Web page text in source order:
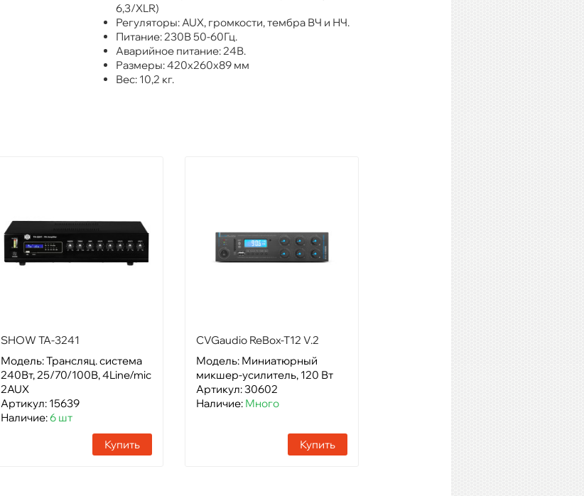
6,3/XLR)
Регуляторы: AUX, громкости, тембра ВЧ и НЧ.
Питание: 230В 50-60Гц.
Аварийное питание: 24В.
Размеры: 420х260х89 мм
Вес: 10,2 кг.
SHOW TA-3241
Модель: Трансляц. система
240Вт, 25/70/100В, 4Line/mic
2AUX
Артикул: 15639
Наличие:6 шт
Купить
CVGaudio ReBox-T12 V.2
Модель: Миниатюрный
микшер-усилитель, 120 Вт
Артикул: 30602
Наличие: Много
Купить